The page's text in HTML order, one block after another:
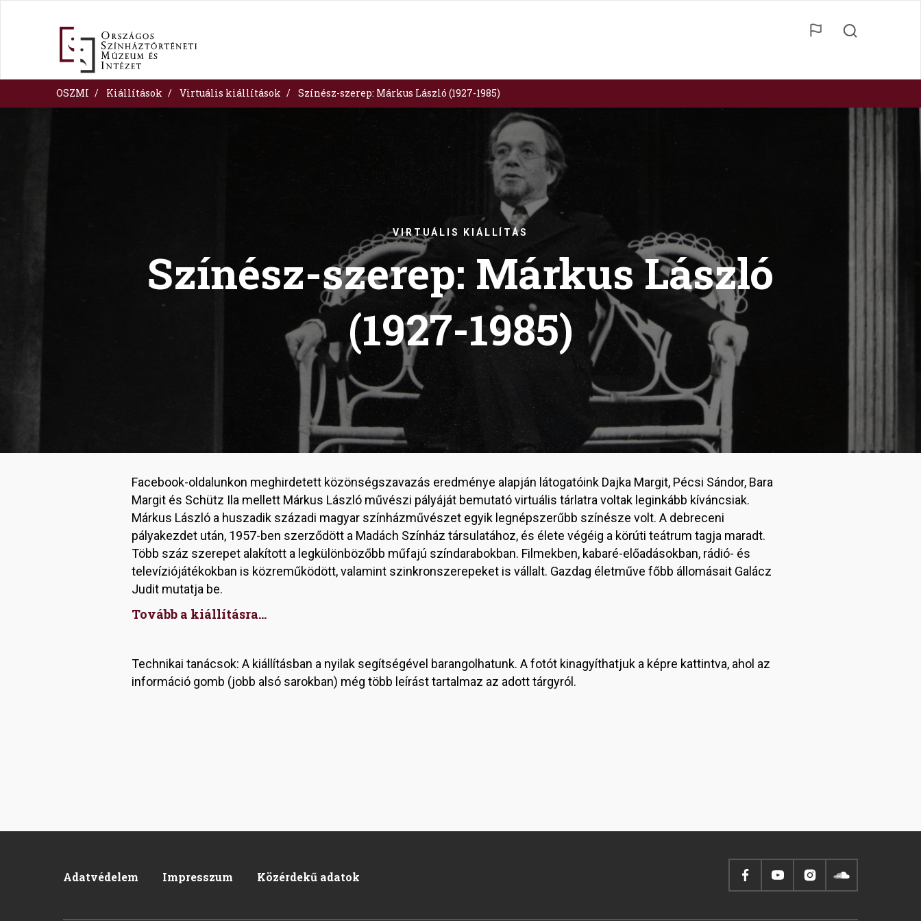
OSZMI Kiállítások Virtuális kiállítások Színész-szerep: Márkus László (1927-1985)
VIRTUÁLIS KIÁLLÍTÁS
Színész-szerep: Márkus László
(1927-1985)
Facebook-oldalunkon meghirdetett közönségszavazás eredménye alapján látogatóink Dajka Margit, Pécsi Sándor, Bara
Margit és Schütz Ila mellett Márkus László művészi pályáját bemutató virtuális tárlatra voltak leginkább kíváncsiak.
Márkus László a huszadik századi magyar színházművészet egyik legnépszerűbb színésze volt. A debreceni
pályakezdet után, 1957-ben szerződött a Madách Színház társulatához, és élete végéig a körúti teátrum tagja maradt.
Több száz szerepet alakított a legkülönbözőbb műfajú színdarabokban. Filmekben, kabaré-előadásokban, rádió- és
televíziójátékokban is közreműködött, valamint szinkronszerepeket is vállalt. Gazdag életműve főbb állomásait Galácz
Judit mutatja be.
Tovább a kiállításra...
Technikai tanácsok: A kiállításban a nyilak segítségével barangolhatunk. A fotót kinagyíthatjuk a képre kattintva, ahol az
információ gomb (jobb alsó sarokban) még több leírást tartalmaz az adott tárgyról.
de
Adatvédelem Impresszum Közérdekű adatok